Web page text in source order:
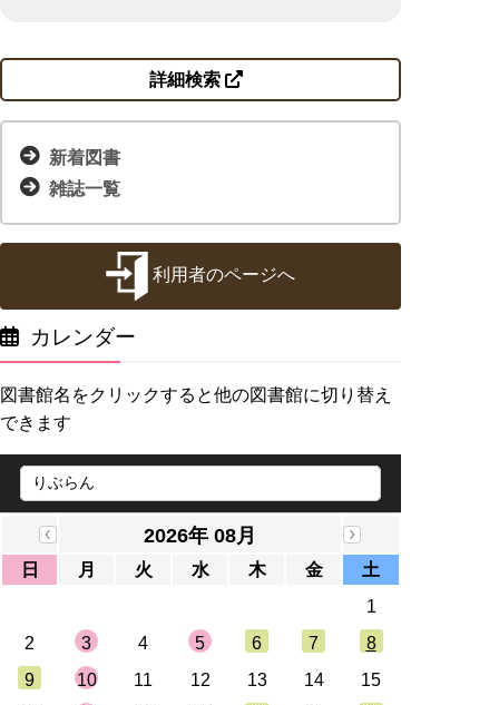
詳細検索
新着図書
雑誌一覧
利用者のページへ
カレンダー
図書館名をクリックすると他の図書館に切り替え
できます
2026年 08月
日 月 火 水 木 金
土
1
2
3 4 5 6 7
8
9
10 11 12 13 14
15